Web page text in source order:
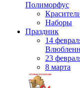
Полиморфус
Наборы
Праздник
14
23
8 марта